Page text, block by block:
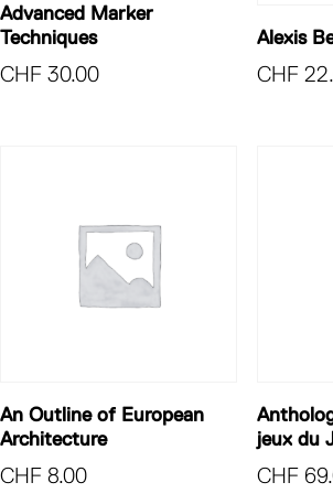
Advanced Marker
Techniques
CHF 30.00
Alexis
CHF
An Outline of European
Architecture
CHF 8.00
jeux du
CHF